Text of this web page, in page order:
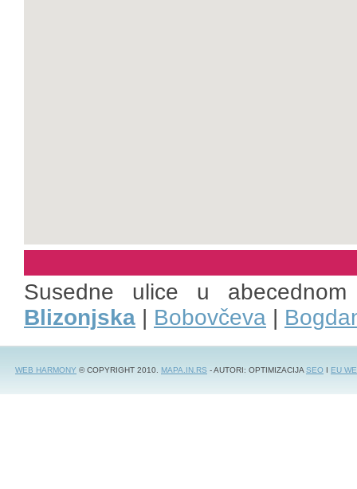
Susedne ulice u
Blizonjska | Bobovčeva |
WEB HARMONY © COPYRIGHT 2010. MAPA.IN.RS - AUTORI: OPTIMIZACIJASEO I EU